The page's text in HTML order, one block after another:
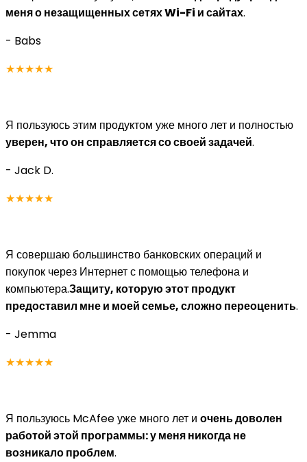
меня о незащищенных сетях Wi-Fi и сайтах.
- Babs
★★★★★
Я пользуюсь этим продуктом уже много лет и полностью
уверен, что он справляется со своей задачей.
- Jack D.
★★★★★
Я совершаю большинство банковских операций и
покупок через Интернет с помощью телефона и
компьютера.Защиту, которую этот продукт
предоставил мне и моей семье, сложно переоценить.
- Jemma
★★★★★
Я пользуюсь McAfee уже много лет и очень доволен
работой этой программы: у меня никогда не
возникало проблем.